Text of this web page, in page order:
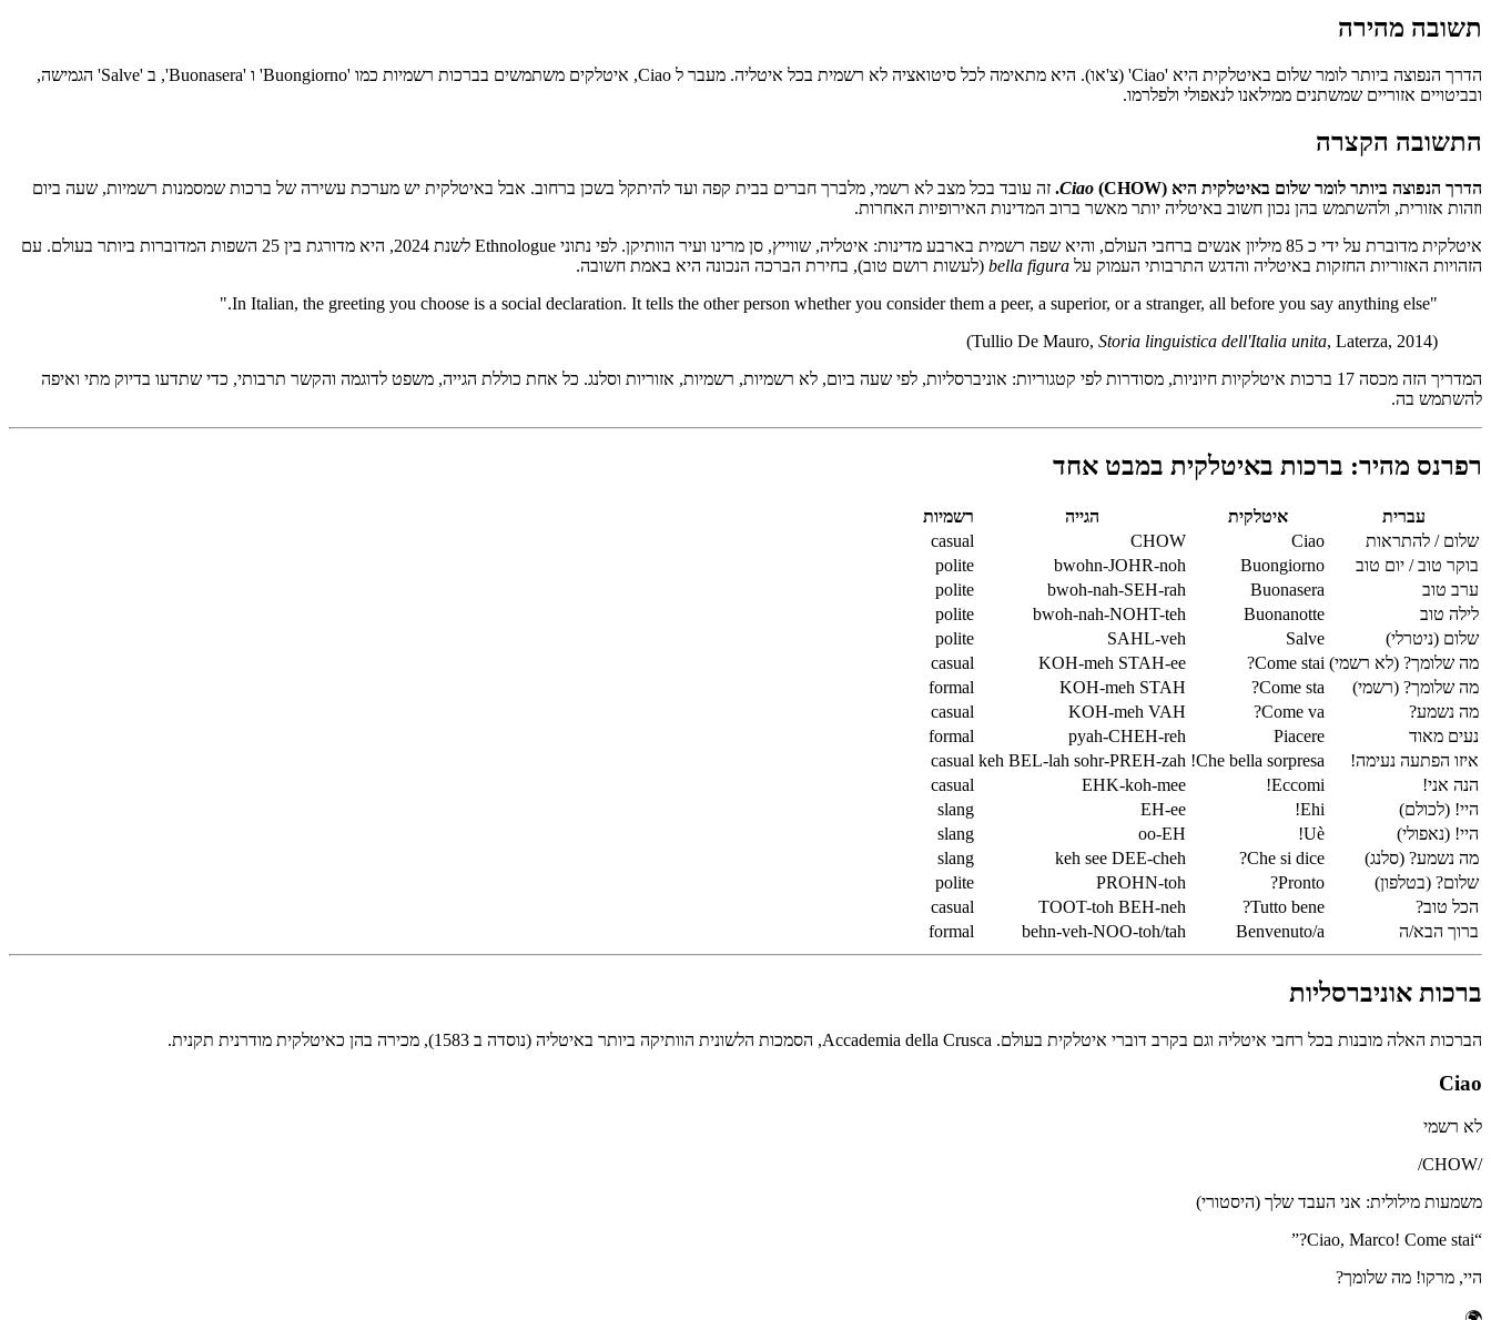
תשובה מהירה
הדרך הנפוצה ביותר לומר שלום באיטלקית היא 'Ciao' (צ'או). היא מתאימה לכל סיטואציה לא רשמית בכל איטליה. מעבר ל Ciao, איטלקים משתמשים בברכות רשמיות כמו 'Buongiorno' ו 'Buonasera', ב 'Salve' הגמישה,
ובביטויים אזוריים שמשתנים ממילאנו לנאפולי ולפלרמו.
התשובה הקצרה
הדרך הנפוצה ביותר לומר שלום באיטלקית היא Ciao (CHOW).
זה עובד בכל מצב לא רשמי, מלברך חברים בבית קפה ועד להיתקל בשכן ברחוב. אבל באיטלקית יש מערכת עשירה של ברכות שמסמנות רשמיות, שעה ביום
וזהות אזורית, ולהשתמש בהן נכון חשוב באיטליה יותר מאשר ברוב המדינות האירופיות האחרות.
איטלקית מדוברת על ידי כ 85 מיליון אנשים ברחבי העולם, והיא שפה רשמית בארבע מדינות: איטליה, שווייץ, סן מרינו ועיר הוותיקן. לפי נתוני Ethnologue לשנת 2024, היא מדורגת בין 25 השפות המדוברות ביותר בעולם. עם
הזהויות האזוריות החזקות באיטליה והדגש התרבותי העמוק על bella figura (לעשות רושם טוב), בחירת הברכה הנכונה היא באמת חשובה.
"In Italian, the greeting you choose is a social declaration. It tells the other person whether you consider them a peer, a superior, or a stranger, all before you say anything else."
(Tullio De Mauro,
Storia linguistica dell'Italia unita, Laterza, 2014)
המדריך הזה מכסה 17 ברכות איטלקיות חיוניות, מסודרות לפי קטגוריות: אוניברסליות, לפי שעה ביום, לא רשמיות, רשמיות, אזוריות וסלנג. כל אחת כוללת הגייה, משפט לדוגמה והקשר תרבותי, כדי שתדעו בדיוק מתי ואיפה
להשתמש בה.
רפרנס מהיר: ברכות באיטלקית במבט אחד
עברית איטלקית הגייה
רשמיות
שלום / להתראות
Ciao
CHOW
casual
בוקר טוב / יום טוב
Buongiorno
bwohn-JOHR-noh
polite
ערב טוב
Buonasera
bwoh-nah-SEH-rah
polite
לילה טוב
Buonanotte
bwoh-nah-NOHT-teh
polite
שלום (ניטרלי)
Salve
SAHL-veh
polite
מה שלומך? (לא רשמי) Come stai?
KOH-meh STAH-ee
casual
מה שלומך? (רשמי)
Come sta?
KOH-meh STAH
formal
מה נשמע?
Come va?
KOH-meh VAH
casual
נעים מאוד
Piacere
pyah-CHEH-reh
formal
איזו הפתעה נעימה!
Che bella sorpresa!
keh BEL-lah sohr-PREH-zah
casual
הנה אני!
Eccomi!
EHK-koh-mee
casual
היי! (לכולם)
Ehi!
EH-ee
slang
היי! (נאפולי)
Uè!
oo-EH
slang
מה נשמע? (סלנג)
Che si dice?
keh see DEE-cheh
slang
שלום? (בטלפון)
Pronto?
PROHN-toh
polite
הכל טוב?
Tutto bene?
TOOT-toh BEH-neh
casual
ברוך הבא/ה
Benvenuto/a
behn-veh-NOO-toh/tah
formal
ברכות אוניברסליות
הברכות האלה מובנות בכל רחבי איטליה וגם בקרב דוברי איטלקית בעולם. Accademia della Crusca, הסמכות הלשונית הוותיקה ביותר באיטליה (נוסדה ב 1583), מכירה בהן כאיטלקית מודרנית תקנית.
Ciao
לא רשמי
/
CHOW
/
משמעות מילולית: אני העבד שלך (היסטורי)
“
Ciao, Marco! Come stai?
”
היי, מרקו! מה שלומך?